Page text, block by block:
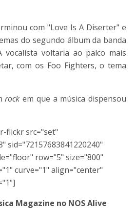
com "Love Is A Diserter" e
do segundo álbum da banda
vocalista voltaria ao palco mais
com os Foo Fighters, o tema
rock em que a música dispensou
flickr src="set"
sid="72157683841220240"
row="5" size="800"
curve="1" align="center"
Magazine no NOS Alive